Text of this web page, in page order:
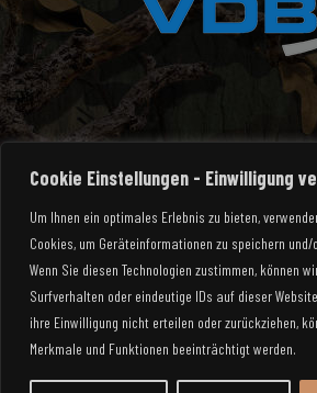
Cookie Einstellungen - Einwilligung
Um Ihnen ein optimales Erlebnis zu bieten,
Cookies, um Geräteinformationen zu speichern
Wenn Sie diesen Technologien zustimmen, können
Surfverhalten oder eindeutige IDs auf dieser
ihre Einwilligung nicht erteilen oder zurückziehen,
Merkmale und Funktionen beeinträchtigt werden.
© 2025 Waffen Rauch | All Rights
Mein Konto
Zahlungsarten Versandarten